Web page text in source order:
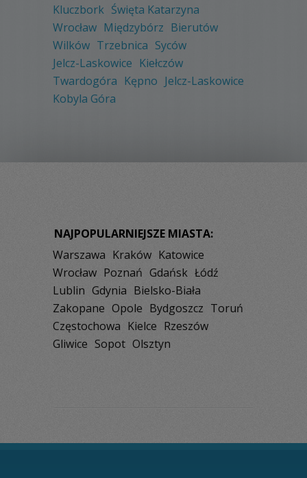
Kluczbork Święta Katarzyna
Wrocław Międzybórz Bierutów
Wilków Trzebnica Syców
Jelcz-Laskowice Kiełczów
Twardogóra Kępno Jelcz-Laskowice
Kobyla Góra
NAJPOPULARNIEJSZE MIASTA:
Warszawa Kraków Katowice
Wrocław Poznań Gdańsk Łódź
Lublin Gdynia Bielsko-Biała
Zakopane Opole Bydgoszcz Toruń
Częstochowa Kielce Rzeszów
Gliwice Sopot Olsztyn